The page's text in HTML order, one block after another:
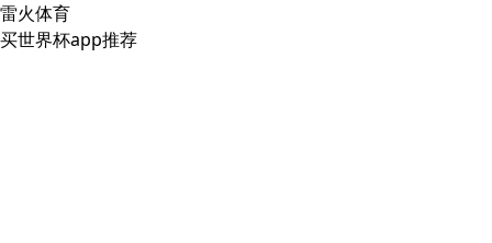
雷火体育
买世界杯app推荐